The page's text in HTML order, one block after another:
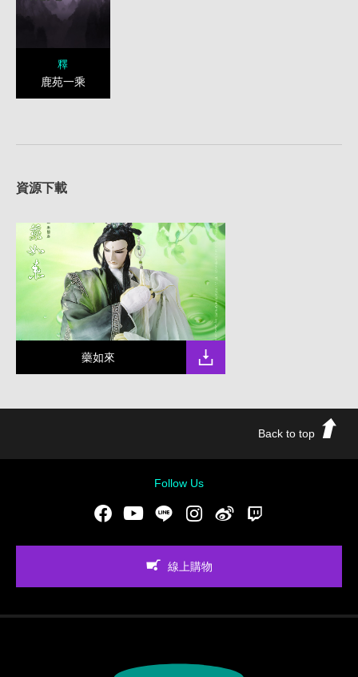
釋
鹿苑一乘
資源下載
藥如來
Back to top
Follow Us
FacebookYoutubeLINE Instgram新浪微博
線上購物